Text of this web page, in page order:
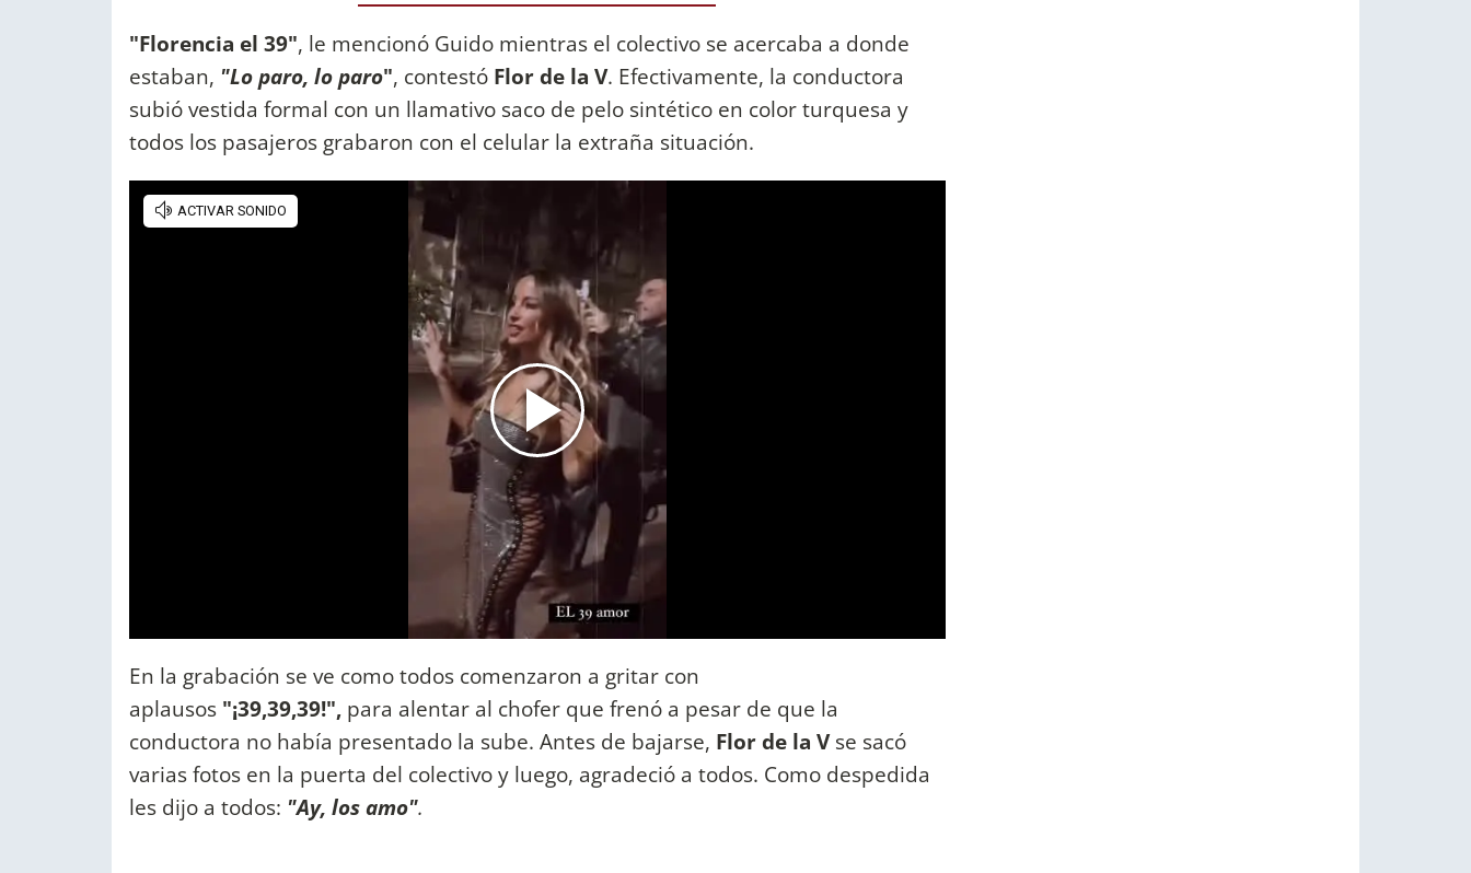
"Florencia el 39", le mencionó Guido mientras el colectivo se acercaba a donde
estaban, "Lo paro, lo paro", contestó Flor de la V. Efectivamente, la conductora
subió vestida formal con un llamativo saco de pelo sintético en color turquesa y
todos los pasajeros grabaron con el celular la extraña situación.
En la grabación se ve como todos comenzaron a gritar con
aplausos "¡39,39,39!", para alentar al chofer que frenó a pesar de que la
conductora no había presentado la sube. Antes de bajarse, Flor de la Vse sacó
varias fotos en la puerta del colectivo y luego, agradeció a todos. Como despedida
les dijo a todos: "Ay, los amo".